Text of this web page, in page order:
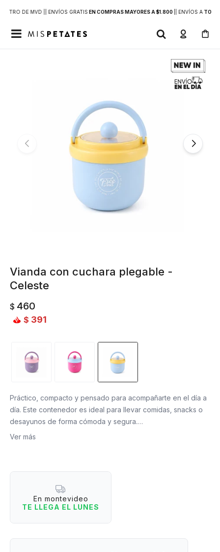
DE MVD | | ENVÍOS GRATIS EN COMPRAS MAYORES A $1.800 | ENVÍOS ATODO

Vianda con cuchara plegable -
Celeste
$ 460
$ 391
Práctico, compacto y pensado para acompañarte en el día a
día. Este contenedor es ideal para llevar comidas, snacks o
desayunos de forma cómoda y segura.
Incluye tapa con cierre firme, asa para transportarlo
- Tapa con cierre seguro.
Ver más
En montevideo
TE LLEGA EL LUNES